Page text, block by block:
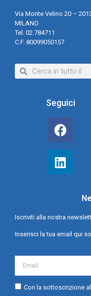
Via Monte Velino 20 –
MILANO
Tel. 02.784711
C.F. 80099050157
Seguici
Iscriviti alla nostra
Inserisci la tua email qui
Con la sottoscrizione